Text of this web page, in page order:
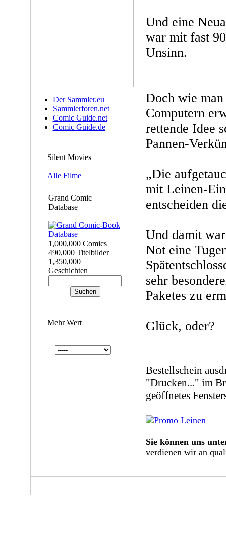
Der Sammler.eu
Sammlerforen.net
Comic Guide.net
Comic Guide.de
Silent Movies
Alle Filme
Grand Comic
Database
1,000,000 Comics
490,000 Titelbilder
1,350,000
Geschichten
Mehr Wert
Und eine
war mit fast
Unsinn.
Doch wie
Computern
rettende Idee
Pannen-
„Die
mit Leinen-
entscheiden
Und damit
Not eine
sehr
Paketes zu
Glück, oder?
Bestellschein
"Drucken..." im
geöffnetes
Sie können uns
verdienen wir an